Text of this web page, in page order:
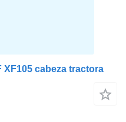
XF105 cabeza tractora